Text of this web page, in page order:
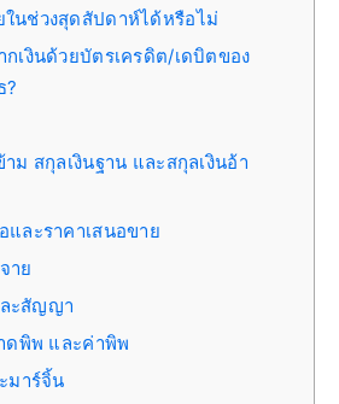
นช่วงสุดสัปดาห์ได้หรือไม่
กเงินด้วยบัตรเครดิต/เดบิตของ
?
ม สกุลเงินฐาน และสกุลเงินอ้า
และราคาเสนอขาย
าย
ะสัญญา
ดพิพ และค่าพิพ
มาร์จิ้น